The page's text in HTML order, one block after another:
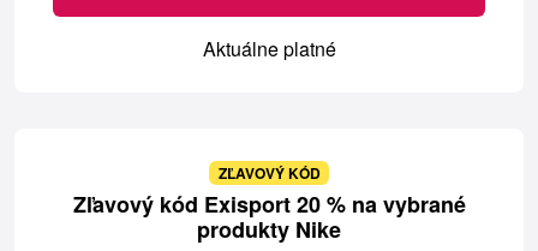
Aktuálne platné
ZĽAVOVÝ KÓD
Zľavový kód Exisport 20 % na vybrané
produkty Nike